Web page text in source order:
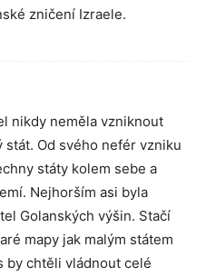
zničení Izraele.
nikdy neměla vzniknout
stát. Od svého nefér vzniku
státy kolem sebe a
Nejhorším asi byla
Golanských výšin. Stačí
mapy jak malým státem
by chtěli vládnout celé